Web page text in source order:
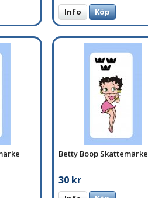
Info Köp
Betty Boop Skattemärke
30 kr